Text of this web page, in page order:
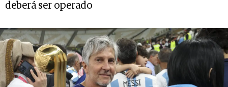
deberá ser operado